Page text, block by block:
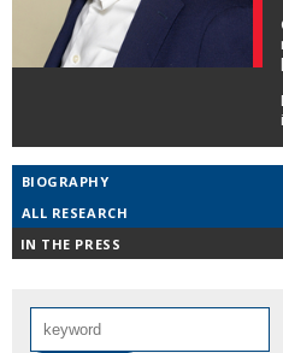
BIOGRAPHY
ALL RESEARCH
IN THE PRESS